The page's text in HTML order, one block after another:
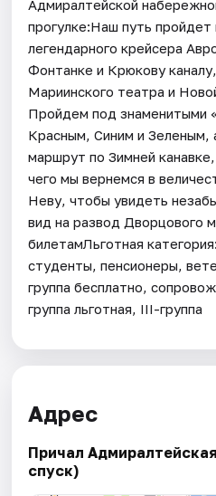
Адмиралтейской
прогулке:Наш путь
легендарного крейсера
Фонтанке и Крюкову
Мариинского театра и
Пройдем под знаменитыми
Красным, Синим и Зеленым,
маршрут по Зимней
чего мы вернемся в
Неву, чтобы увидеть
вид на развод Дворцового
билетамЛьготная
студенты, пенсионеры,
группа бесплатно,
группа льготная, III-группа
Адрес
Причал
спуск)